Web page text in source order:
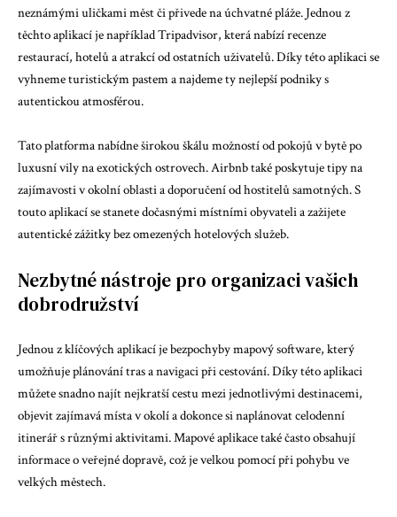
neznámými uličkami měst či přivede na úchvatné pláže. Jednou z
těchto aplikací je například Tripadvisor, která nabízí recenze
restaurací, hotelů a atrakcí od ostatních uživatelů. Díky této aplikaci se
vyhneme turistickým pastem a najdeme ty nejlepší podniky s
autentickou atmosférou.
Tato platforma nabídne širokou škálu možností od pokojů v bytě po
luxusní vily na exotických ostrovech. Airbnb také poskytuje tipy na
zajímavosti v okolní oblasti a doporučení od hostitelů samotných. S
touto aplikací se stanete dočasnými místními obyvateli a zažijete
autentické zážitky bez omezených hotelových služeb.
Nezbytné nástroje pro organizaci vašich
dobrodružství
Jednou z klíčových aplikací je bezpochyby mapový software, který
umožňuje plánování tras a navigaci při cestování. Díky této aplikaci
můžete snadno najít nejkratší cestu mezi jednotlivými destinacemi,
objevit zajímavá místa v okolí a dokonce si naplánovat celodenní
itinerář s různými aktivitami. Mapové aplikace také často obsahují
informace o veřejné dopravě, což je velkou pomocí při pohybu ve
velkých městech.